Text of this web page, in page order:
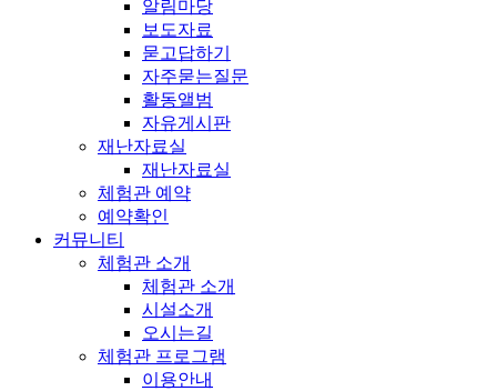
알림마당
보도자료
묻고답하기
자주묻는질문
활동앨범
자유게시판
재난자료실
재난자료실
체험관 예약
예약확인
커뮤니티
체험관 소개
체험관 소개
시설소개
오시는길
체험관 프로그램
이용안내